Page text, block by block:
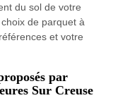
du sol de votre
de parquet à
et votre
par
Sur Creuse